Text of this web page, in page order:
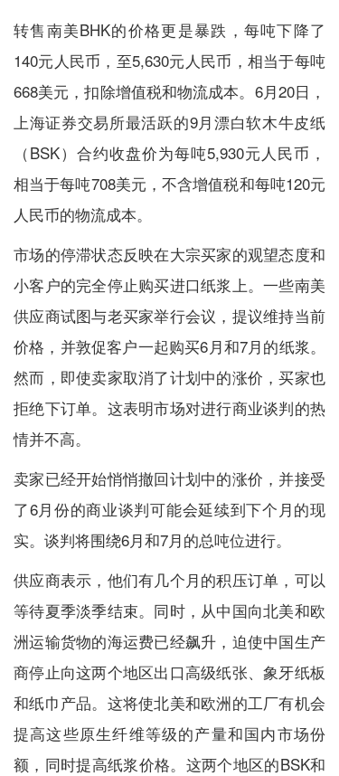
转售南美BHK的价格更是暴跌，每吨下降了
140元人民币，至5,630元人民币，相当于每吨
668美元，扣除增值税和物流成本。6月20日，
上海证券交易所最活跃的9月漂白软木牛皮纸
（BSK）合约收盘价为每吨5,930元人民币，
相当于每吨708美元，不含增值税和每吨120元
人民币的物流成本。
市场的停滞状态反映在大宗买家的观望态度和
小客户的完全停止购买进口纸浆上。一些南美
供应商试图与老买家举行会议，提议维持当前
价格，并敦促客户一起购买6月和7月的纸浆。
然而，即使卖家取消了计划中的涨价，买家也
拒绝下订单。这表明市场对进行商业谈判的热
情并不高。
卖家已经开始悄悄撤回计划中的涨价，并接受
了6月份的商业谈判可能会延续到下个月的现
实。谈判将围绕6月和7月的总吨位进行。
供应商表示，他们有几个月的积压订单，可以
等待夏季淡季结束。同时，从中国向北美和欧
洲运输货物的海运费已经飙升，迫使中国生产
商停止向这两个地区出口高级纸张、象牙纸板
和纸巾产品。这将使北美和欧洲的工厂有机会
提高这些原生纤维等级的产量和国内市场份
额，同时提高纸浆价格。这两个地区的BSK和